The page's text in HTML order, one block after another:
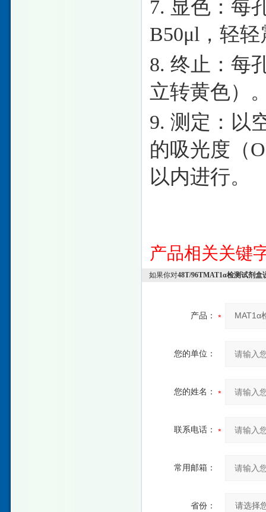
7. 显色：每
B50μl，轻
8. 终止：每
立转黄色）
9. 测定：以
的吸光度（
以内进行。
产品相关关键
如果你对48T/96TMAT1α检测试剂盒
产品：
您的单位：
您的姓名：
联系电话：
常用邮箱：
省份：